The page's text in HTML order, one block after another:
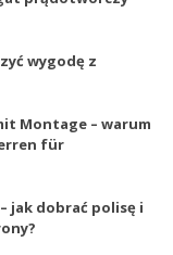
wygodę z
Montage – warum
für
jak dobrać polisę i